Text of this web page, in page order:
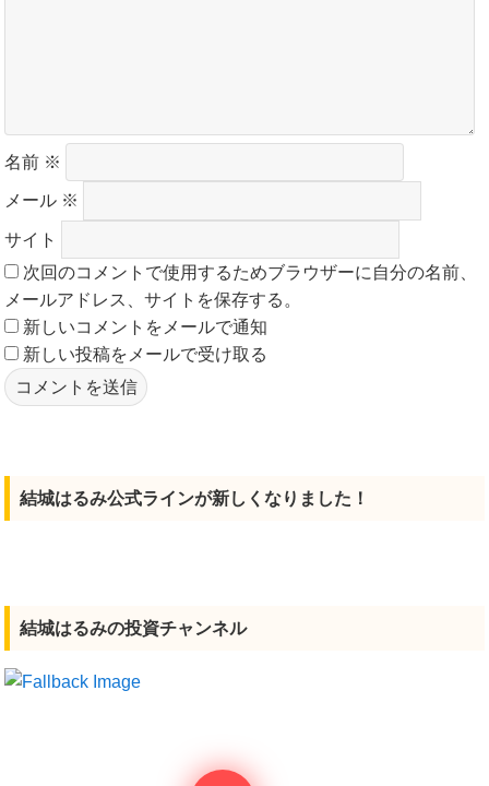
名前 ※
メール ※
サイト
次回のコメントで使用するためブラウザーに自分の名前、
メールアドレス、サイトを保存する。
新しいコメントをメールで通知
新しい投稿をメールで受け取る
結城はるみ公式ラインが新しくなりました！
結城はるみの投資チャンネル